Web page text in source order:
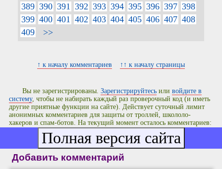
389 390 391 392 393 394 395 396 397 398
399 400 401 402 403 404 405 406 407 408
409
>>
↑ к началу комментариев ↑↑ к началу страницы
Вы не зарегистрированы.Зарегистрируйтесь иливойдите в
систему, чтобы не набирать каждый раз проверочный код (и иметь
другие приятные функции на сайте). Действует суточный лимит
анонимных комментариев для защиты от троллей, школоло-
хакеров и спам-ботов. На текущий момент осталось комментариев:
Добавить комментарий